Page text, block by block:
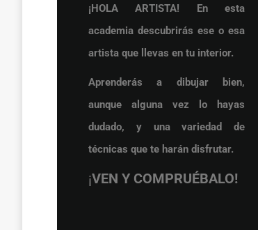
¡HOLA ARTISTA! En esta
academia descubrirás ese o esa
artista que llevas en tu interior.
Aprenderás a dibujar bien,
aunque alguna vez lo hayas
dudado, y una variedad de
técnicas que te harán disfrutar.
¡VEN Y COMPRUÉBALO!